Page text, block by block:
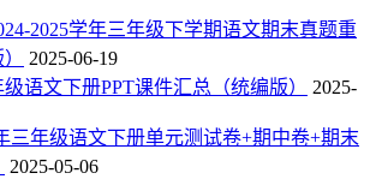
2025学年三年级下学期语文期末真题重
2025-06-19
语文下册PPT课件汇总（统编版）
2025-
三年级语文下册单元测试卷+期中卷+期末
2025-05-06